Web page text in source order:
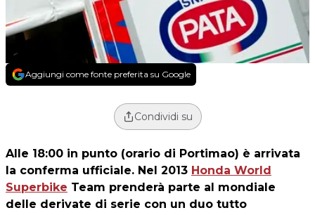
Aggiungi come fonte preferita su Google
Condividi su
Alle 18:00 in punto (orario di Portimao) è arrivata
la conferma ufficiale. Nel 2013 Honda World
Superbike Team prenderà parte al mondiale
delle derivate di serie con un duo tutto